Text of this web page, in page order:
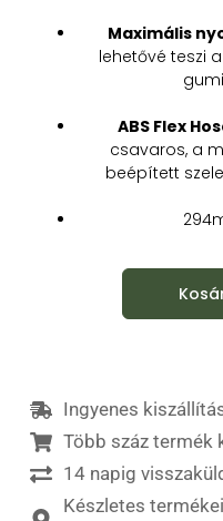
Maximális
lehetővé teszi
ABS Flex
csavaros, a
beépített
Ingyenes
Több száz termék
14 napig
Készletes